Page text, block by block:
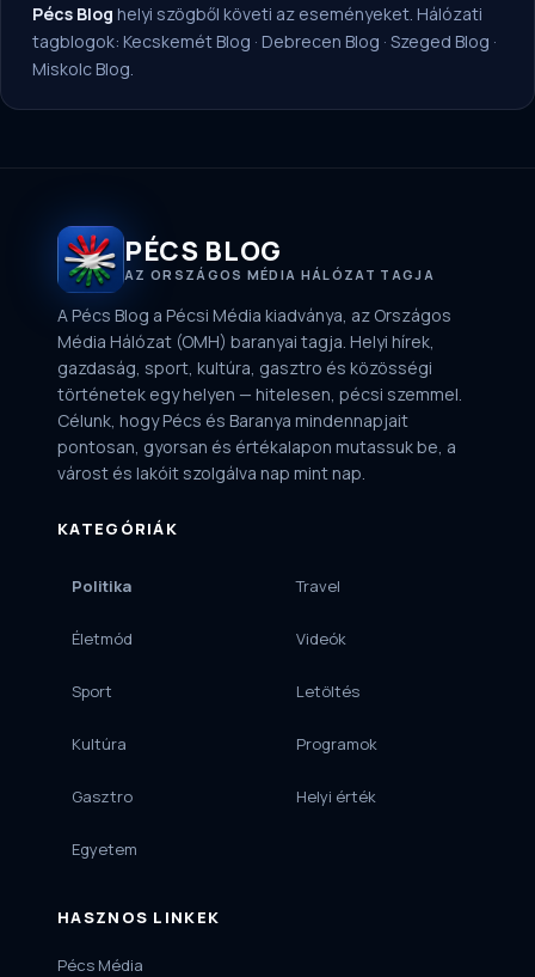
Pécs Blog helyi szögből követi az eseményeket. Hálózati
tagblogok: Kecskemét Blog · Debrecen Blog · Szeged Blog ·
Miskolc Blog
PÉCS BLOG
AZ ORSZÁGOS MÉDIA HÁLÓZAT TAGJA
A Pécs Blog a Pécsi Média kiadványa, az Országos
Média Hálózat (OMH) baranyai tagja. Helyi hírek,
gazdaság, sport, kultúra, gasztro és közösségi
történetek egy helyen — hitelesen, pécsi szemmel.
Célunk, hogy Pécs és Baranya mindennapjait
pontosan, gyorsan és értékalapon mutassuk be, a
várost és lakóit szolgálva nap mint nap.
KATEGÓRIÁK
Politika
Életmód
Sport
Kultúra
Gasztro
Egyetem
Travel
Videók
Letöltés
Programok
Helyi érték
HASZNOS LINKEK
Pécs Média